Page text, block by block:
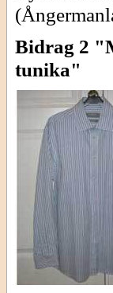
Bidrag 2
tunika"